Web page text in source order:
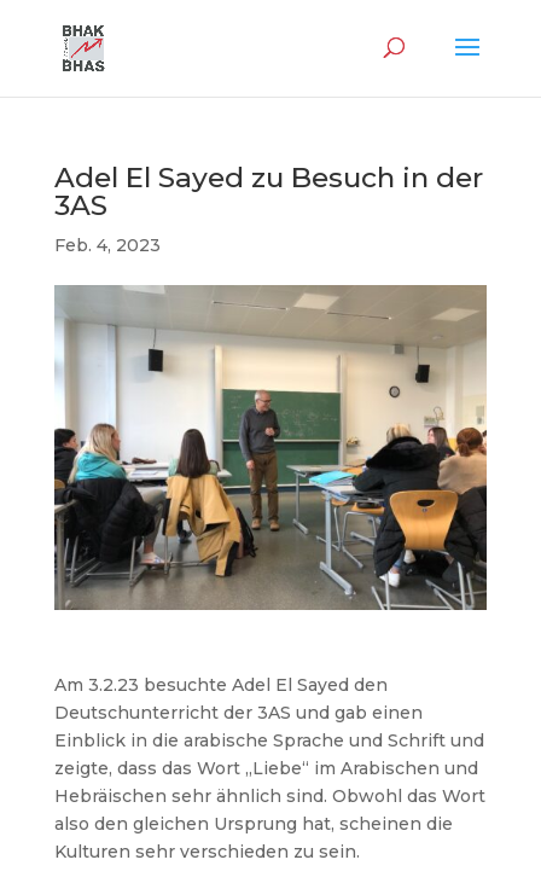
Adel El Sayed zu Besuch in der
3AS
Feb. 4, 2023
Am 3.2.23 besuchte Adel El Sayed den
Deutschunterricht der 3AS und gab einen
Einblick in die arabische Sprache und Schrift und
zeigte, dass das Wort „Liebe“ im Arabischen und
Hebräischen sehr ähnlich sind. Obwohl das Wort
also den gleichen Ursprung hat, scheinen die
Kulturen sehr verschieden zu sein.